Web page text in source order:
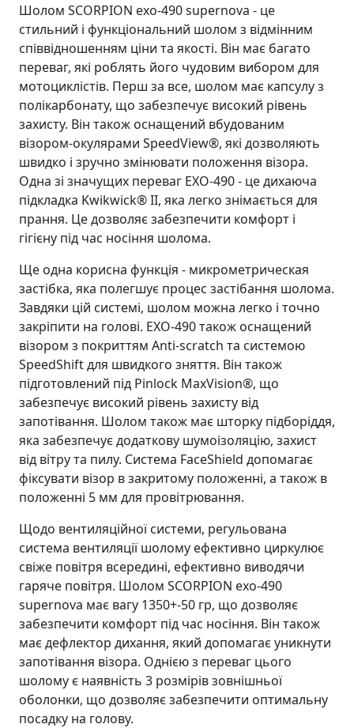
Шолом SCORPION exo-490 supernova - це
стильний і функціональний шолом з відмінним
співвідношенням ціни та якості. Він має багато
переваг, які роблять його чудовим вибором для
мотоциклістів. Перш за все, шолом має капсулу з
полікарбонату, що забезпечує високий рівень
захисту. Він також оснащений вбудованим
візором-окулярами SpeedView®, які дозволяють
швидко і зручно змінювати положення візора.
Одна зі значущих переваг EXO-490 - це дихаюча
підкладка Kwikwick® II, яка легко знімається для
прання. Це дозволяє забезпечити комфорт і
гігієну під час носіння шолома.
Ще одна корисна функція - микрометрическая
застібка, яка полегшує процес застібання шолома.
Завдяки цій системі, шолом можна легко і точно
закріпити на голові. EXO-490 також оснащений
візором з покриттям Anti-scratch та системою
SpeedShift для швидкого зняття. Він також
підготовлений під Pinlock MaxVision®, що
забезпечує високий рівень захисту від
запотівання. Шолом також має шторку підборіддя,
яка забезпечує додаткову шумоізоляцію, захист
від вітру та пилу. Система FaceShield допомагає
фіксувати візор в закритому положенні, а також в
положенні 5 мм для провітрювання.
Щодо вентиляційної системи, регульована
система вентиляції шолому ефективно циркулює
свіже повітря всередині, ефективно виводячи
гаряче повітря. Шолом SCORPION exo-490
supernova має вагу 1350+-50 гр, що дозволяє
забезпечити комфорт під час носіння. Він також
має дефлектор дихання, який допомагає уникнути
запотівання візора. Однією з переваг цього
шолому є наявність 3 розмірів зовнішньої
оболонки, що дозволяє забезпечити оптимальну
посадку на голову.